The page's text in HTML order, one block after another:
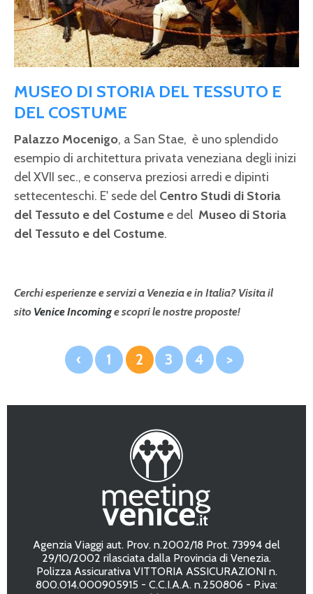
MUSEO DI STORIA DEL TESSUTO E
DEL COSTUME
Palazzo Mocenigo, a San Stae, è uno splendido
esempio di architettura privata veneziana degli inizi
del XVII sec., e conserva preziosi arredi e dipinti
settecenteschi. E' sede del Centro Studi di Storia
del Tessuto e del Costumee del Museo di Storia
del Tessuto e del Costume.
Cerchi esperienze e servizi a Venezia e in Italia? Visita il
sito Venice Incominge scopri le nostre proposte!
‹ 1 2 3 4 >
Agenzia Viaggi aut. Prov. n.2002/18 Prot. 73994 del
29/10/2002 rilasciata dalla Provincia di Venezia.
Polizza Assicurativa VITTORIA ASSICURAZIONI n.
800.014.000905915 - C.C.I.A.A. n.250806 - P.iva: